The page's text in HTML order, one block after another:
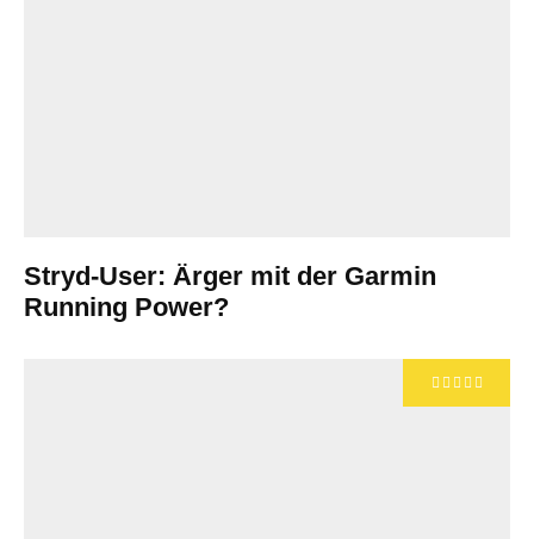
Stryd-User: Ärger mit der Garmin
Running Power?